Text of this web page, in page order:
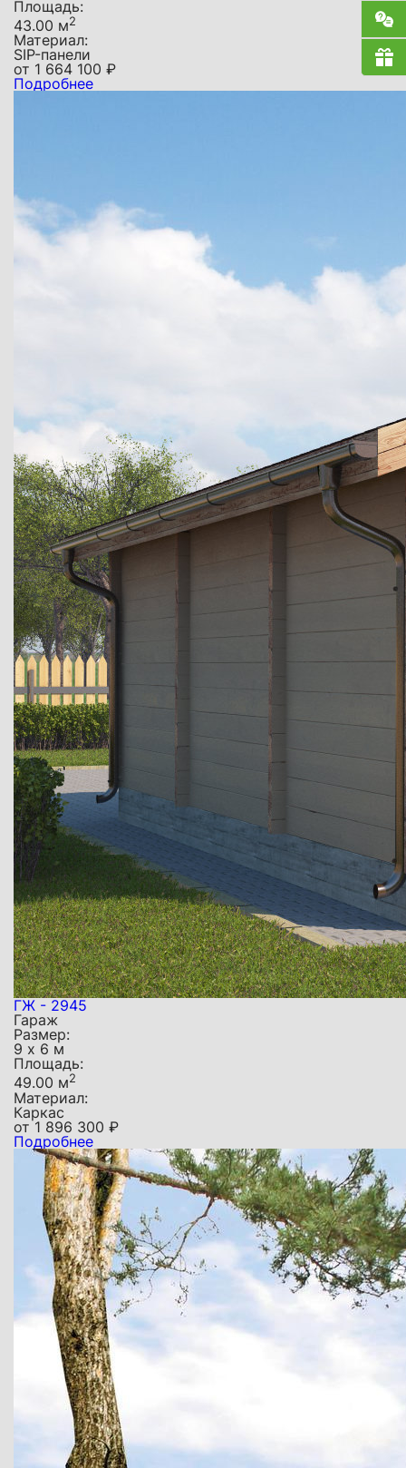
Площадь:
43.00 м2
Материал:
SIP-панели
от 1 664 100 ₽
Подробнее
ГЖ - 2945
Гараж
Размер:
9 х 6 м
Площадь:
49.00 м2
Материал:
Каркас
от1 896 300 ₽
Подробнее